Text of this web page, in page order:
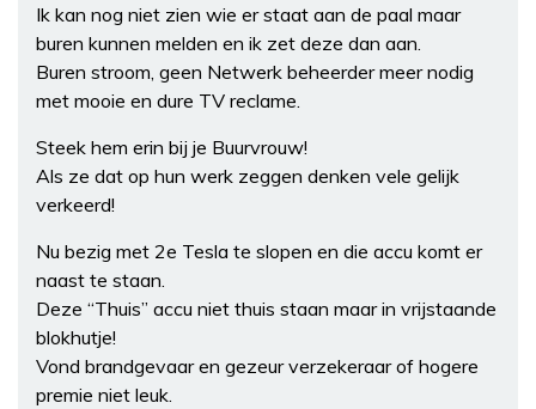
Ik kan nog niet zien wie er staat aan de paal maar
buren kunnen melden en ik zet deze dan aan.
Buren stroom, geen Netwerk beheerder meer nodig
met mooie en dure TV reclame.
Steek hem erin bij je Buurvrouw!
Als ze dat op hun werk zeggen denken vele gelijk
verkeerd!
Nu bezig met 2e Tesla te slopen en die accu komt er
naast te staan.
Deze “Thuis” accu niet thuis staan maar in vrijstaande
blokhutje!
Vond brandgevaar en gezeur verzekeraar of hogere
premie niet leuk.